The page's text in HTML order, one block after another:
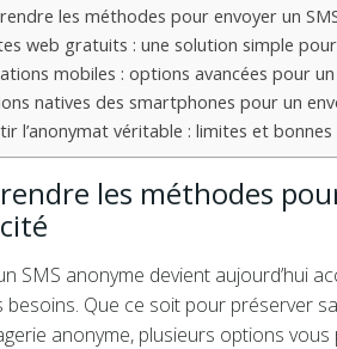
les méthodes pour envoyer un
web gratuits : une solution simple
mobiles : options avancées pour
natives des smartphones pour un
l’anonymat véritable : limites et
les méthodes
SMS anonyme devient aujourd’hui
besoins. Que ce soit pour préserver
anonyme, plusieurs options